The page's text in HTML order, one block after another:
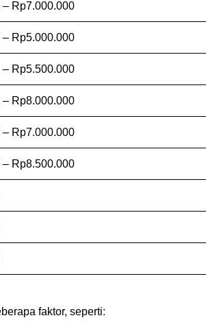
– Rp7.000.000
– Rp5.000.000
– Rp5.500.000
– Rp8.000.000
– Rp7.000.000
– Rp8.500.000
faktor, seperti: